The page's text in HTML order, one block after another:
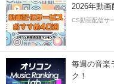
2026年動画
CS動画配信サ
毎週の音楽
ク！